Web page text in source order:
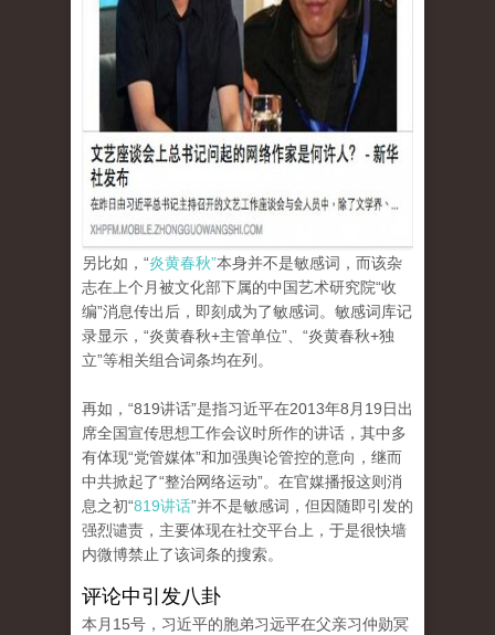
另比如，“炎黄春秋”本身并不是敏感词，而该杂
志在上个月被文化部下属的中国艺术研究院“收
编”消息传出后，即刻成为了敏感词。敏感词库记
录显示，“炎黄春秋+主管单位”、“炎黄春秋+独
立”等相关组合词条均在列。
再如，“819讲话”是指习近平在2013年8月19日出
席全国宣传思想工作会议时所作的讲话，其中多
有体现“党管媒体”和加强舆论管控的意向，继而
中共掀起了“整治网络运动”。在官媒播报这则消
息之初“819讲话”并不是敏感词，但因随即引发的
强烈谴责，主要体现在社交平台上，于是很快墙
内微博禁止了该词条的搜索。
评论中引发八卦
本月15号，习近平的胞弟习远平在父亲习仲勋冥